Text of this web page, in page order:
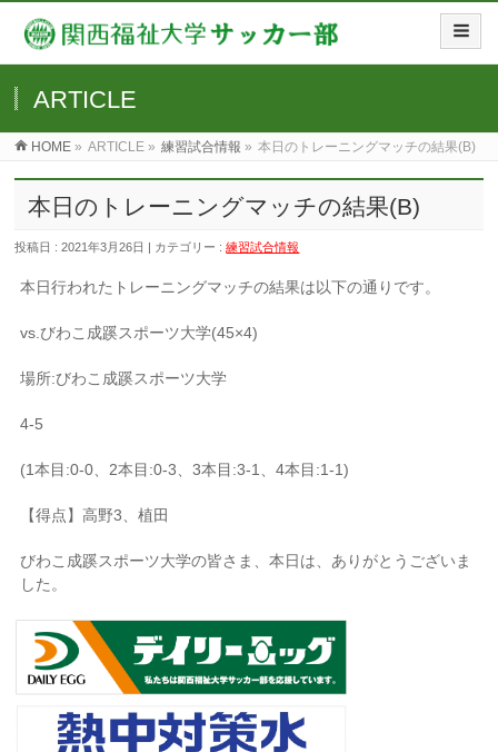
ARTICLE
HOME » ARTICLE » 練習試合情報 » 本日のトレーニングマッチの結果(B)
本日のトレーニングマッチの結果(B)
投稿日 : 2021年3月26日 | カテゴリー :練習試合情報
本日行われたトレーニングマッチの結果は以下の通りです。
vs.びわこ成蹊スポーツ大学(45×4)
場所:びわこ成蹊スポーツ大学
4-5
(1本目:0-0、2本目:0-3、3本目:3-1、4本目:1-1)
【得点】高野3、植田
びわこ成蹊スポーツ大学の皆さま、本日は、ありがとうございま
した。